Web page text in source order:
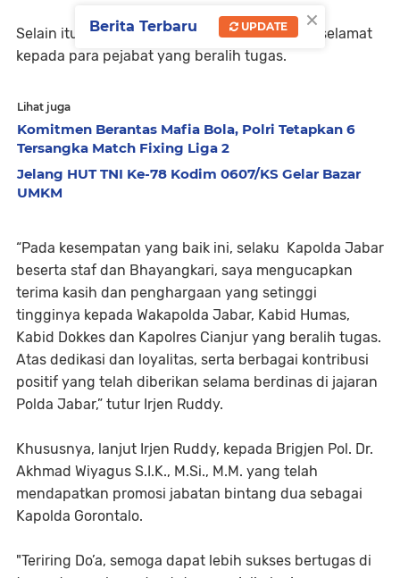
Selain itu, Kapolda Jabar juga mengucapkan selamat
kepada para pejabat yang beralih tugas.
Lihat juga
Komitmen Berantas Mafia Bola, Polri Tetapkan 6
Tersangka Match Fixing Liga 2
Jelang HUT TNI Ke-78 Kodim 0607/KS Gelar Bazar
UMKM
“Pada kesempatan yang baik ini, selaku Kapolda Jabar
beserta staf dan Bhayangkari, saya mengucapkan
terima kasih dan penghargaan yang setinggi
tingginya kepada Wakapolda Jabar, Kabid Humas,
Kabid Dokkes dan Kapolres Cianjur yang beralih tugas.
Atas dedikasi dan loyalitas, serta berbagai kontribusi
positif yang telah diberikan selama berdinas di jajaran
Polda Jabar,” tutur Irjen Ruddy.
Khususnya, lanjut Irjen Ruddy, kepada Brigjen Pol. Dr.
Akhmad Wiyagus S.I.K., M.Si., M.M. yang telah
mendapatkan promosi jabatan bintang dua sebagai
Kapolda Gorontalo.
"Teriring Do’a, semoga dapat lebih sukses bertugas di
×
Berita Terbaru UPDATE